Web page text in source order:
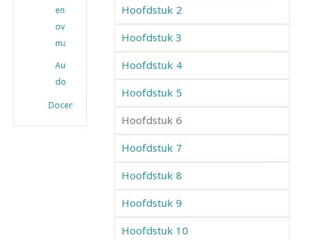
en
overig
materiaal
Audio
downloaden
Docenten
Hoofdstuk 2
Hoofdstuk 3
Hoofdstuk 4
Hoofdstuk 5
Hoofdstuk 6
Hoofdstuk 7
Hoofdstuk 8
Hoofdstuk 9
Hoofdstuk 10